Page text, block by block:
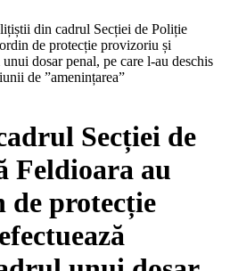
din cadrul Secției de Poliție
de protecție provizoriu și
dosar penal, pe care l-au deschis
de ”amenințarea”
Secției de
Feldioara au
de protecție